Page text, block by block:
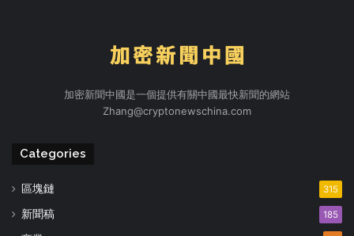
加密新聞中國是一個提供有關中國最快新聞的網站
Zhang@cryptonewschina.com
Categories
區塊鏈 315
新聞稿 185